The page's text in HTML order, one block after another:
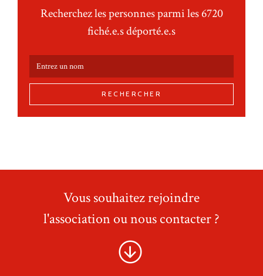
Recherchez les personnes parmi les 6720
fiché.e.s déporté.e.s
RECHERCHER
Vous souhaitez rejoindre
l'association ou nous contacter ?